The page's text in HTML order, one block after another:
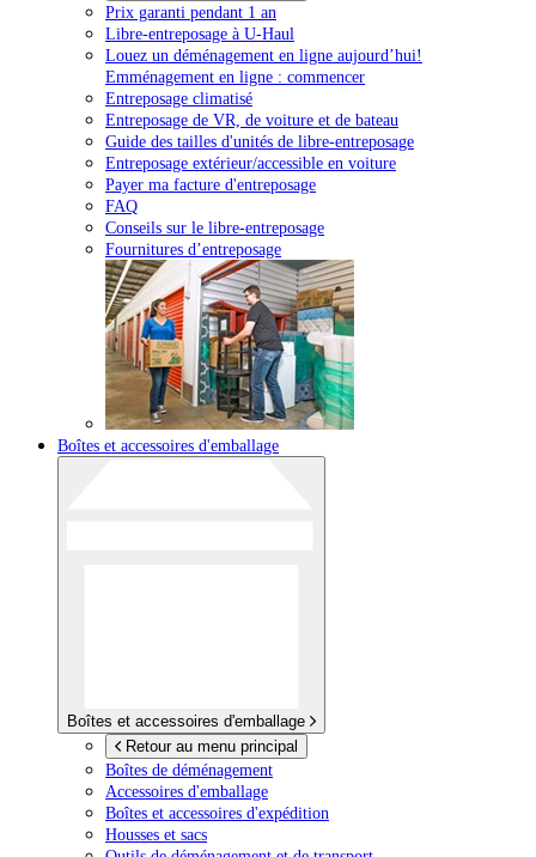
Prix garanti pendant 1 an
Libre-entreposage à U-Haul
Louez un déménagement en ligne aujourd’hui!
Emménagement en ligne : commencer
Entreposage climatisé
Entreposage de VR, de voiture et de bateau
Guide des tailles d'unités de libre-entreposage
Entreposage extérieur/accessible en voiture
Payer ma facture d'entreposage
FAQ
Conseils sur le libre-entreposage
Fournitures d’entreposage
Boîtes et accessoires d'emballage
Boîtes et accessoires d'emballage
Retour au menu principal
Boîtes de déménagement
Accessoires d'emballage
Boîtes et accessoires d'expédition
Housses et sacs